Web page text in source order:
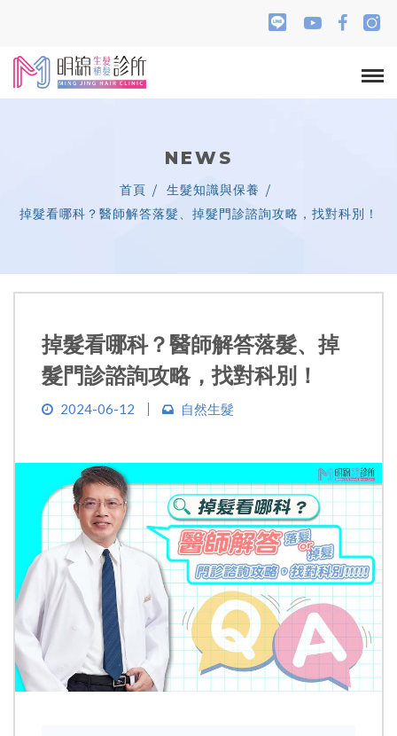
NEWS
首頁
生髮知識與保養
掉髮看哪科？醫師解答落髮、掉髮門診諮詢攻略，找對科別！
掉髮看哪科？醫師解答落髮、掉
髮門診諮詢攻略，找對科別！
2024-06-12 自然生髮